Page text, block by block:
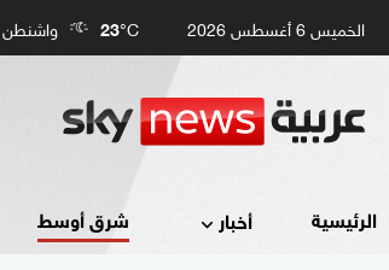
الخميس 6 أغسطس 2026 23°C واشنطن
الرئيسية أخبار شرق أوسط